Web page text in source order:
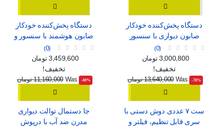
دستگاه پخش‌کننده خودکار
صابون دیواری با سنسور
هوشمند، قابل شارژ با USB
0
قیمت عادی
قیمت
3,000,800 تومان
تخفیف!
‎-78%
Was 13,640,000 تومان
دستگاه پخش‌کننده خودکار
صابون هوشمند با سنسور و
قابلیت تنظیم جریان
0
قیمت عادی
قیمت
3,459,600 تومان
تخفیف!
‎-69%
Was 11,160,000 تومان
ست ۷ عددی دوش دستی با
سری قابل تنظیم، فیلتر و
جا دستمال توالت دیواری
مدرن ضد آب با درپوش